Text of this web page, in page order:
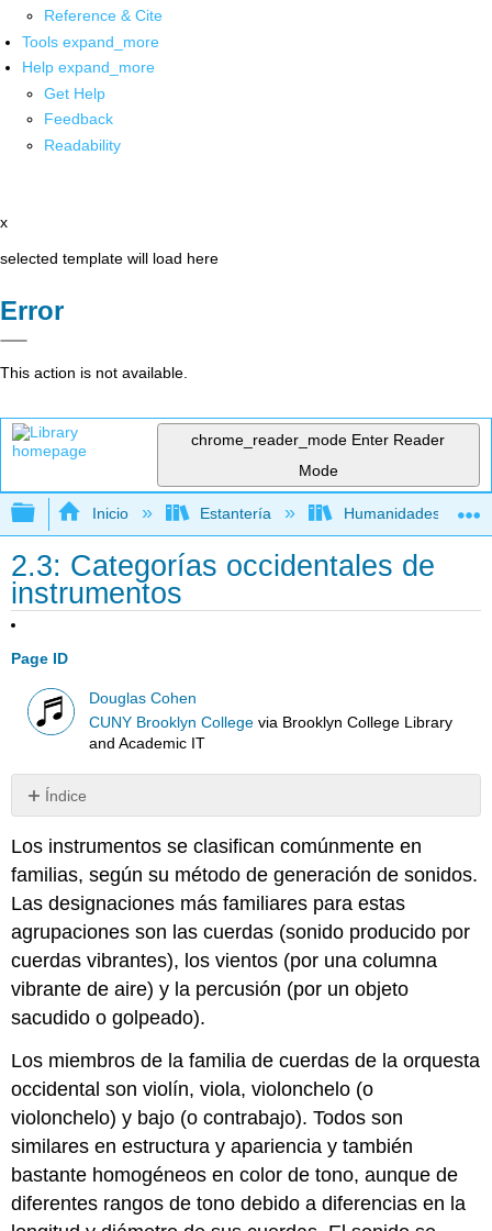
Reference & Cite
Tools expand_more
Help expand_more
Get Help
Feedback
Readability
x
selected template will load here
Error
This action is not available.
chrome_reader_mode Enter Reader
Mode
Expandir/contraer jerarquía global
Inicio Estantería Humanidades
2.3: Categorías occidentales de
instrumentos
Page ID
Douglas Cohen
CUNY Brooklyn College via Brooklyn College Library
and Academic IT
Índice
Sin
Los instrumentos se clasifican comúnmente en
familias, según su método de generación de sonidos.
Las designaciones más familiares para estas
agrupaciones son las cuerdas (sonido producido por
cuerdas vibrantes), los vientos (por una columna
vibrante de aire) y la percusión (por un objeto
sacudido o golpeado).
Los miembros de la familia de cuerdas de la orquesta
occidental son violín, viola, violonchelo (o
violonchelo) y bajo (o contrabajo). Todos son
similares en estructura y apariencia y también
bastante homogéneos en color de tono, aunque de
diferentes rangos de tono debido a diferencias en la